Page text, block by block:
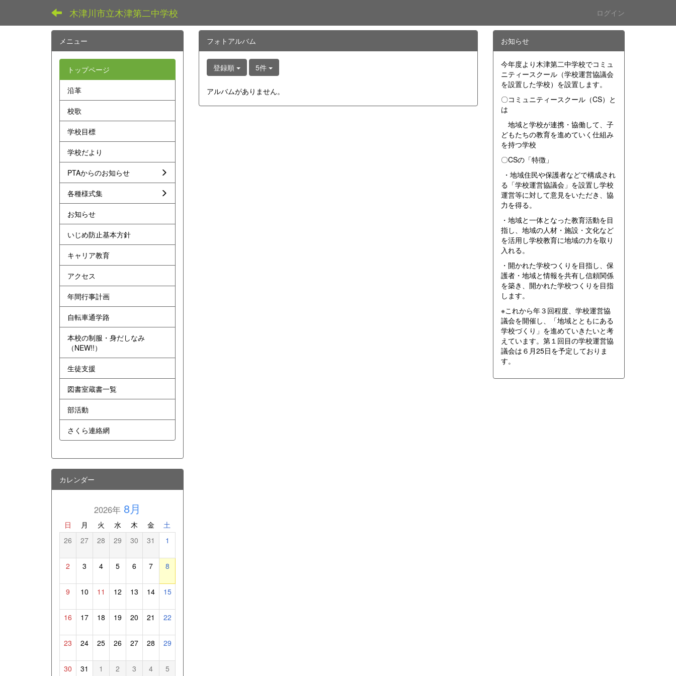
木津川市立木津第二中学校 ログイン
フォトアルバム
登録順 5件
アルバムがありません。
メニュー
トップページ
沿革
校歌
学校目標
学校だより
PTAからのお知らせ
各種様式集
お知らせ
いじめ防止基本方針
キャリア教育
アクセス
年間行事計画
自転車通学路
本校の制服・身だしなみ
（NEW!!）
生徒支援
図書室蔵書一覧
部活動
さくら連絡網
カレンダー
2026年8月
日 月 火 水 木 金 土
26 27 28 29 30 31 1
2 3 4 5 6 7 8
9 10 11 12 13 14 15
16 17 18 19 20 21 22
23 24 25 26 27 28 29
30 31 1 2 3 4 5
お知らせ
今年度より木津第二中学校でコミュ
ニティースクール（学校運営協議会
を設置した学校）を設置します。
〇コミュニティースクール（CS）と
は
地域と学校が連携・協働して、子
どもたちの教育を進めていく仕組み
を持つ学校
〇CSの「特徴」
・地域住民や保護者などで構成され
る「学校運営協議会」を設置し学校
運営等に対して意見をいただき、協
力を得る。
・地域と一体となった教育活動を目
指し、地域の人材・施設・文化など
を活用し学校教育に地域の力を取り
入れる。
・開かれた学校つくりを目指し、保
護者・地域と情報を共有し信頼関係
を築き、開かれた学校つくりを目指
します。
※これから年３回程度、学校運営協
議会を開催し、「地域とともにある
学校づくり」を進めていきたいと考
えています。第１回目の学校運営協
議会は６月25日を予定しておりま
す。